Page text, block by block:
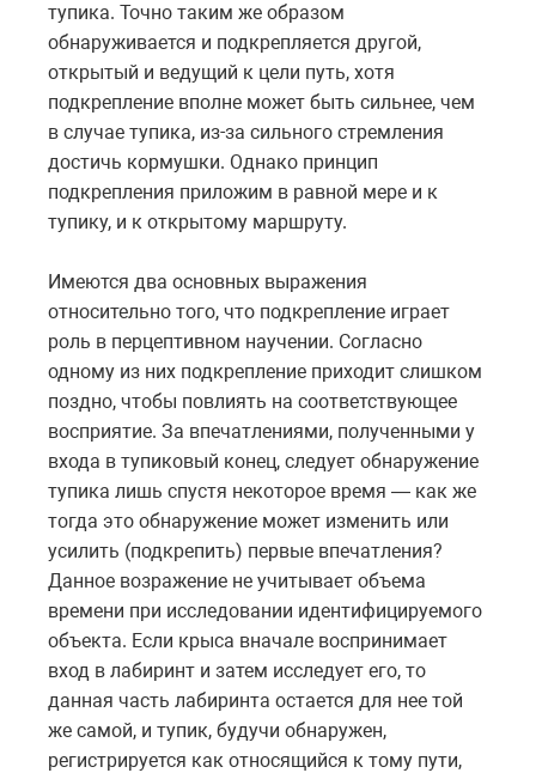
тупика. Точно таким же образом
обнаруживается и подкрепляется другой,
открытый и ведущий к цели путь, хотя
подкрепление вполне может быть сильнее, чем
в случае тупика, из-за сильного стремления
достичь кормушки. Однако принцип
подкрепления приложим в равной мере и к
тупику, и к открытому маршруту.
Имеются два основных выражения
относительно того, что подкрепление играет
роль в перцептивном научении. Согласно
одному из них подкрепление приходит слишком
поздно, чтобы повлиять на соответствующее
восприятие. За впечатлениями, полученными у
входа в тупиковый конец, следует обнаружение
тупика лишь спустя некоторое время — как же
тогда это обнаружение может изменить или
усилить (подкрепить) первые впечатления?
Данное возражение не учитывает объема
времени при исследовании идентифицируемого
объекта. Если крыса вначале воспринимает
вход в лабиринт и затем исследует его, то
данная часть лабиринта остается для нее той
же самой, и тупик, будучи обнаружен,
регистрируется как относящийся к тому пути,